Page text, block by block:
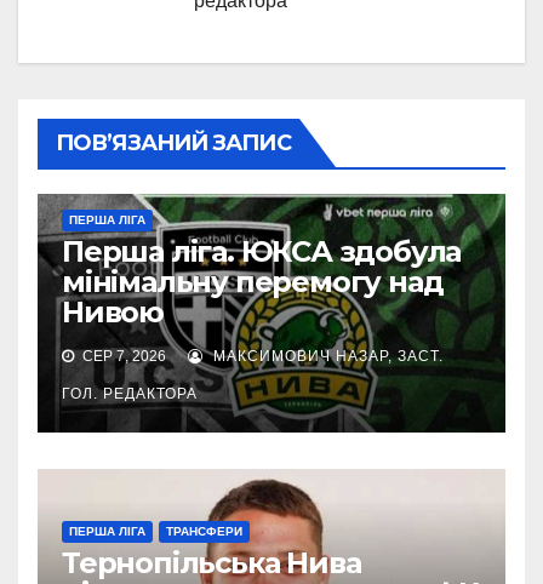
ПОВ’ЯЗАНИЙ ЗАПИС
ПЕРША ЛІГА
Перша ліга. ЮКСА здобула
мінімальну перемогу над
Нивою
СЕР 7, 2026 МАКСИМОВИЧ НАЗАР, ЗАСТ.
ГОЛ. РЕДАКТОРА
ПЕРША ЛІГА ТРАНСФЕРИ
Тернопільська Нива